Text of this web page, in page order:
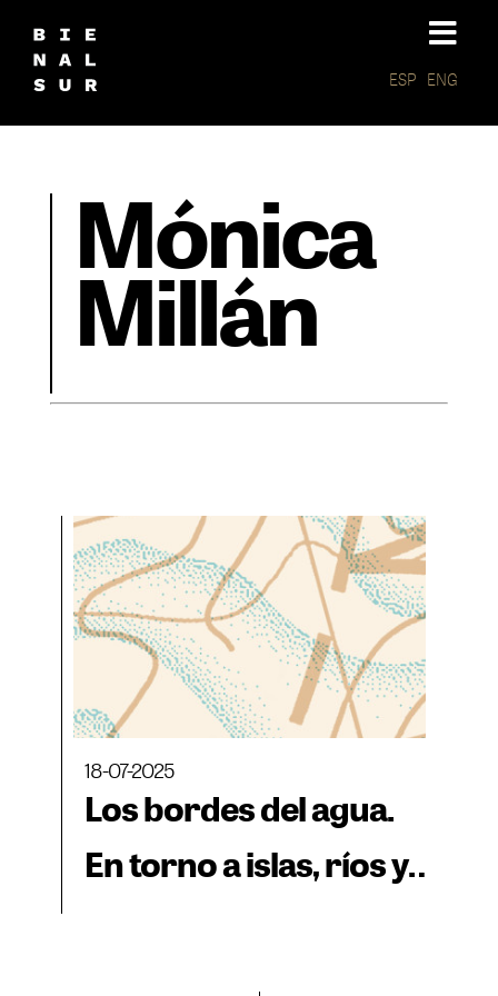
ESP ENG
Mónica
Millán
18-07-2025
Los bordes del agua.
En torno a islas, ríos y